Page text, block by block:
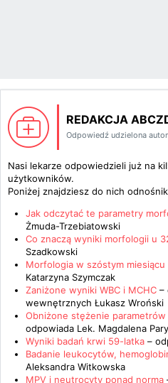
REDAKCJA
Odpowiedź udzielona
Nasi lekarze odpowiedzieli już na
użytkowników.
Poniżej znajdziesz do nich
Jak odczytać te parametry
Żmuda-Trzebiatowski
Co znaczą wyniki morfologii u
Szadkowski
Morfologia w szóstym miesiącu
Katarzyna Szymczak
Zaniżone wyniki WBC i MCHC –
wewnętrznych Łukasz Wroński
Obniżone stężenie
odpowiada Lek. Magdalena
Wyniki badań krwi 59-latka –
Badanie leukocytów,
Aleksandra Witkowska
MPV i neutrocyty ponad normą